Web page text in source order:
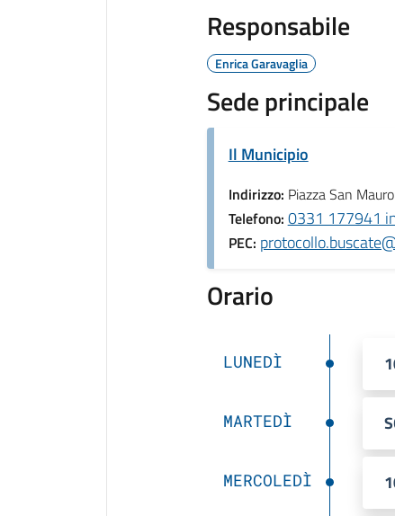
Responsabile
Enrica Garavaglia
Sede principale
Il Municipio
Indirizzo: Piazza San
Telefono: 0331 177941
PEC:
Orario
LUNEDÌ
MARTEDÌ
MERCOLEDÌ